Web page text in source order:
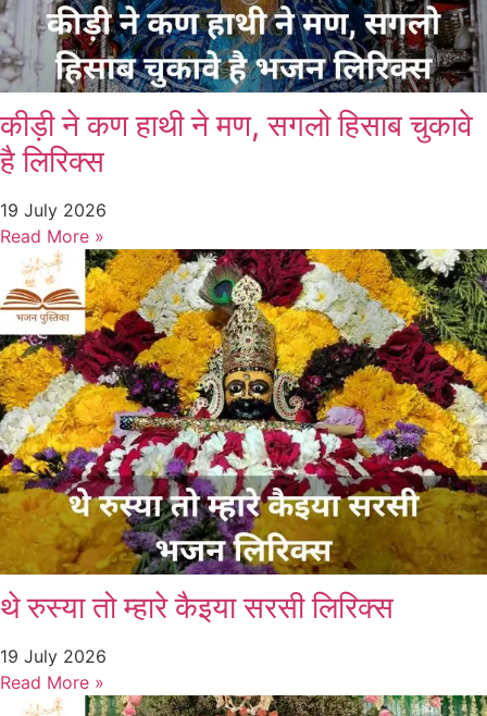
कीड़ी ने कण हाथी ने मण, सगलो हिसाब चुकावे
है लिरिक्स
19 July 2026
Read More »
थे रुस्या तो म्हारे कैइया सरसी लिरिक्स
19 July 2026
Read More »